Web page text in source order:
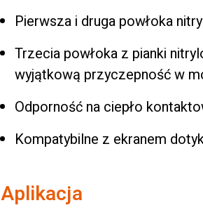
Pierwsza i druga powłoka
Trzecia powłoka z pianki
wyjątkową przyczepność w
Odporność na ciepło
Kompatybilne z ekranem
Aplikacja